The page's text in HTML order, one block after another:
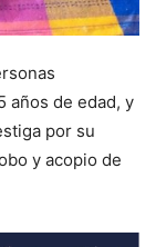
años de edad, y
por su
y acopio de